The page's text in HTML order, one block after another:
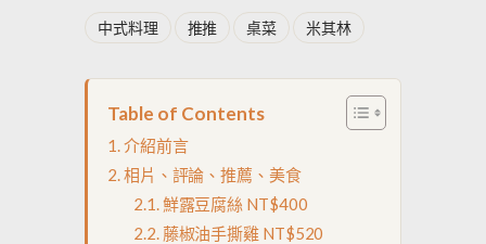
中式料理 推推 桌菜 米其林
Table of Contents
介紹前言
相片、評論、推薦、美食
鮮露豆腐絲 NT$400
藤椒油手撕雞 NT$520